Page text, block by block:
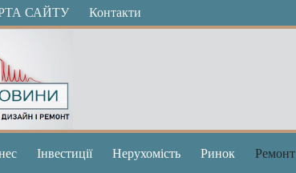
САЙТУ Контакти
Інвестиції Нерухомість Ринок Ремонт